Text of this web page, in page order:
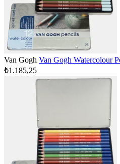
Van Gogh Van Gogh Watercolour
₺1.185,25